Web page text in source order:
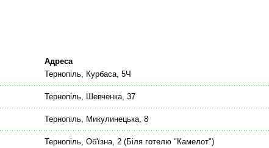
Адреса
Тернопіль, Курбаса, 5Ч
Тернопіль, Шевченка, 37
Тернопіль, Микулинецька, 8
Тернопіль, Об'їзна, 2 (Біля готелю "Камелот")